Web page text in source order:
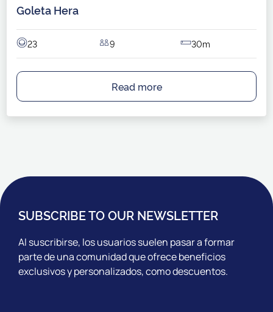
Goleta Hera
23 9 30m
Read more
SUBSCRIBE TO OUR NEWSLETTER
Al suscribirse, los usuarios suelen pasar a formar
parte de una comunidad que ofrece beneficios
exclusivos y personalizados, como descuentos.